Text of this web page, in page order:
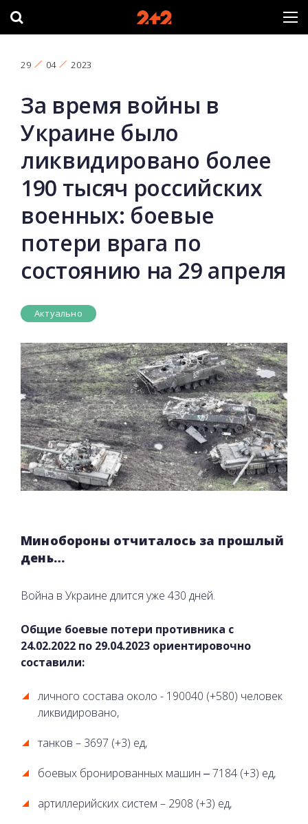
29 04 2023
За время войны в
Украине было
ликвидировано более
190 тысяч российских
военных: боевые
потери врага по
состоянию на 29 апреля
Актуально
Минобороны отчиталось за прошлый
день…
Война в Украине длится уже 430 дней.
Общие боевые потери противника с
24.02.2022 по 29.04.2023 ориентировочно
составили:
личного состава около - 190040 (+580) человек
ликвидировано,
танков – 3697 (+3) ед,
боевых бронированных машин ‒ 7184 (+3) ед,
артиллерийских систем – 2908 (+3) ед,